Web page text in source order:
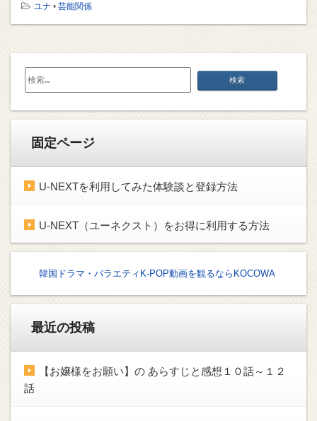
ユナ • 芸能関係
検
固定ページ
U-NEXTを利用してみた体験談と登録方法
U-NEXT（ユーネクスト）をお得に利用する方法
韓国ドラマ・バラエティK-POP動画を観るならKOCOWA
最近の投稿
【お嬢様をお願い】の あらすじと感想１０話～１２
話